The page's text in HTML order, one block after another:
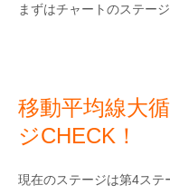
まずはチャートのステー
移動平均線大
ジCHECK！
現在のステージは第4ステ